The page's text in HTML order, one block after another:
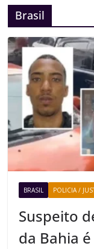
Brasil
BRASIL POLICIA /
Suspeito
da Bahia